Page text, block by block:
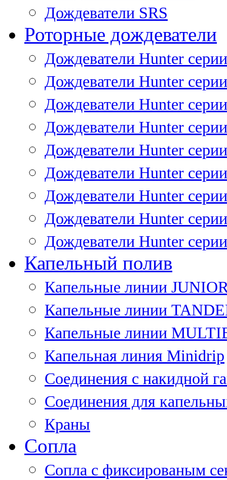
Дождеватели SRS
Роторные дождеватели
Дождеватели Hunter
Дождеватели Hunter
Дождеватели Hunter
Дождеватели Hunter
Дождеватели Hunter
Дождеватели Hunter
Дождеватели Hunter
Дождеватели Hunter
Дождеватели Hunter
Капельный полив
Капельные линии
Капельные линии
Капельные линии
Капельная линия Minidrip
Соединения с накидной
Соединения для
Краны
Сопла
Cопла с фиксированым